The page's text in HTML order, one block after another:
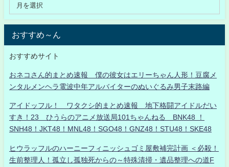
おすすめ～ん
おすすめサイト
おネコさん的まとめ速報 僕の彼女はエリーちゃん人形！豆腐メ
ンタルメンヘラ電波中年アルバイターのぬいぐるみ男子末路編
アイドッフル！ ワタクシ的まとめ速報 地下格闘アイドルだい
すき！23 ひうらのアニメ放送局101ちゃんねる BNK48 ！
SNH48！JKT48！MNL48！SGO48！GNZ48！STU48！SKE48
ヒウラッフルのハーニーフィニッシュゴミ屋敷補完計画 ＜必殺！
生前整理人！孤立し孤独死からの～特殊清掃・遺品整理への道F